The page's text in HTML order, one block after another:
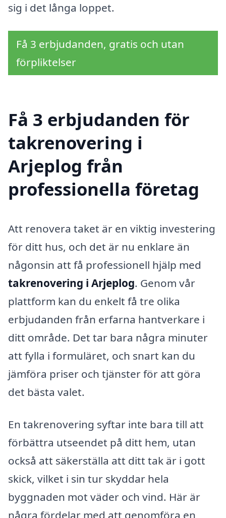
sig i det långa loppet.
Få 3 erbjudanden, gratis och utan
förpliktelser
Få 3 erbjudanden för
takrenovering i
Arjeplog från
professionella företag
Att renovera taket är en viktig investering
för ditt hus, och det är nu enklare än
någonsin att få professionell hjälp med
takrenovering i Arjeplog. Genom vår
plattform kan du enkelt få tre olika
erbjudanden från erfarna hantverkare i
ditt område. Det tar bara några minuter
att fylla i formuläret, och snart kan du
jämföra priser och tjänster för att göra
det bästa valet.
En takrenovering syftar inte bara till att
förbättra utseendet på ditt hem, utan
också att säkerställa att ditt tak är i gott
skick, vilket i sin tur skyddar hela
byggnaden mot väder och vind. Här är
några fördelar med att genomföra en